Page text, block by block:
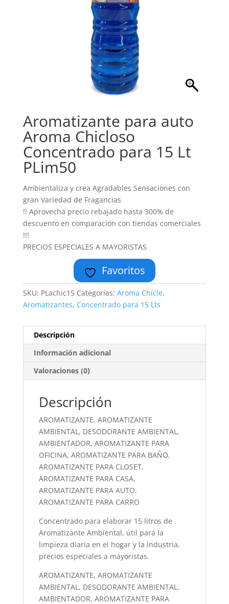
Aromatizante para auto
Aroma Chicloso
Concentrado para 15 Lt
PLim50
Ambientaliza y crea Agradables Sensaciones con
gran Variedad de Fragancias
!! Aprovecha precio rebajado hasta 300% de
descuento en comparación con tiendas comerciales
!!!
PRECIOS ESPECIALES A MAYORISTAS
Favoritos
SKU: PLachic15 Categorías: Aroma Chicle,
Aromatizantes, Concentrado para 15 Lts
Descripción
Información adicional
Valoraciones (0)
Descripción
AROMATIZANTE, AROMATIZANTE
AMBIENTAL, DESODORANTE AMBIENTAL,
AMBIENTADOR, AROMATIZANTE PARA
OFICINA, AROMATIZANTE PARA BAÑO,
AROMATIZANTE PARA CLOSET,
AROMATIZANTE PARA CASA,
AROMATIZANTE PARA AUTO,
AROMATIZANTE PARA CARRO
Concentrado para elaborar 15 litros de
Aromatizante Ambiental, útil para la
limpieza diaria en el hogar y la industria,
precios especiales a mayoristas.
AROMATIZANTE, AROMATIZANTE
AMBIENTAL, DESODORANTE AMBIENTAL,
AMBIENTADOR, AROMATIZANTE PARA